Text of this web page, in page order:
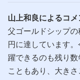
山上和良によるコメ
父ゴールドシップ
円に達しています
躍できるのも残り
こともあり、大き